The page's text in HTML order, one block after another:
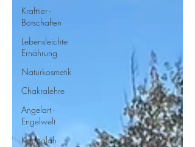
Krafttier -
Botschaften
Lebensleichte
Ernährung
Naturkosmetik
Chakralehre
Angelart -
Engelwelt
Kabbalah